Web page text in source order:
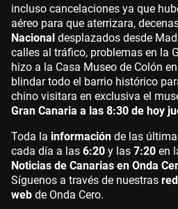
incluso cancelaciones ya que
aéreo para que aterrizara,
Nacional desplazados desde
calles al tráfico, problemas en la
hizo a la Casa Museo de Colón
blindar todo el barrio histórico
chino visitara en exclusiva el
Gran Canaria a las 8:30 de hoy
Toda la información de las
cada día a las 6:20 y las 7:20 en
Noticias de Canarias en Onda
Síguenos a través de nuestras
web de Onda Cero.